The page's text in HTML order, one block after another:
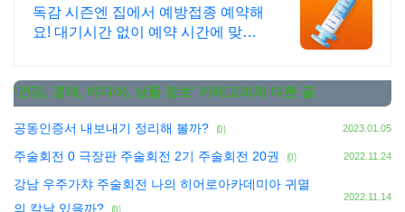
24시간 진료가능
독감 시즌엔 집에서 예방접종 예약해
요! 대기시간 없이 예약 시간에 맞춰
'건강, 경제, 미디어, 상품 정보' 카테고리의 다른 글
공동인증서 내보내기 정리해 볼까? (0) 2023.01.05
주술회전 0 극장판 주술회전 2기 주술회전 20권 (0) 2022.11.24
강남 우주가챠 주술회전 나의 히어로아카데미아 귀멸
의 칼날 있을까? (0)
2022.11.14